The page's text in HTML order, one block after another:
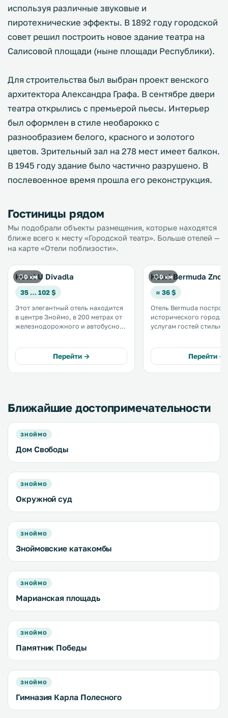
используя различные звуковые и
пиротехнические эффекты. В 1892 году городской
совет решил построить новое здание театра на
Салисовой площади (ныне площади Республики).
Для строительства был выбран проект венского
архитектора Александра Графа. В сентябре двери
театра открылись с премьерой пьесы. Интерьер
был оформлен в стиле необарокко с
разнообразием белого, красного и золотого
цветов. Зрительный зал на 278 мест имеет балкон.
В 1945 году здание было частично разрушено. В
послевоенное время прошла его реконструкция.
Гостиницы рядом
Мы подобрали объекты размещения, которые находятся
ближе всего к месту «Городской театр». Больше отелей —
на карте «Отели поблизости».
0 км
Hotel U Divadla
35 … 102 $
Этот элегантный отель находится
в центре Зноймо, в 200 метрах от
железнодорожного и автобусного
проводятся дегустации вин. .
Перейти →
0 км
Hotel Bermuda
≈ 36 $
Отель Bermuda
исторического города
услугам гостей
баром и крытая терраса. На
территории работает
Wi-Fi. .
Перейти →
Ближайшие достопримечательности
ЗНОЙМО
Дом Свободы
ЗНОЙМО
Окружной суд
ЗНОЙМО
Зноймовские катакомбы
ЗНОЙМО
Марианская площадь
ЗНОЙМО
Памятник Победы
ЗНОЙМО
Гимназия Карла Полесного